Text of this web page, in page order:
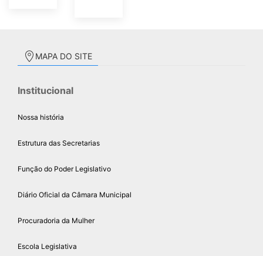
MAPA DO SITE
Institucional
Nossa história
Estrutura das Secretarias
Função do Poder Legislativo
Diário Oficial da Câmara Municipal
Procuradoria da Mulher
Escola Legislativa